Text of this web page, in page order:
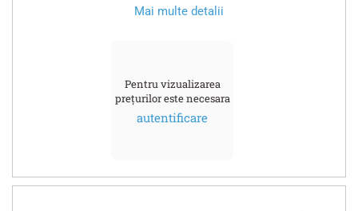
Mai multe detalii
Pentru vizualizarea
prețurilor este necesara
autentificare